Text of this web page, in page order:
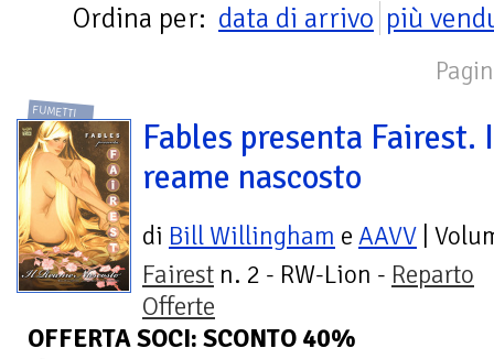
Ordina per: data di arrivo più
FUMETTI
Fables presenta Fairest.
reame nascosto
di Bill Willingham e AAVV |
Fairest n. 2 - RW-Lion - Reparto
Offerte
OFFERTA SOCI: SCONTO 40%